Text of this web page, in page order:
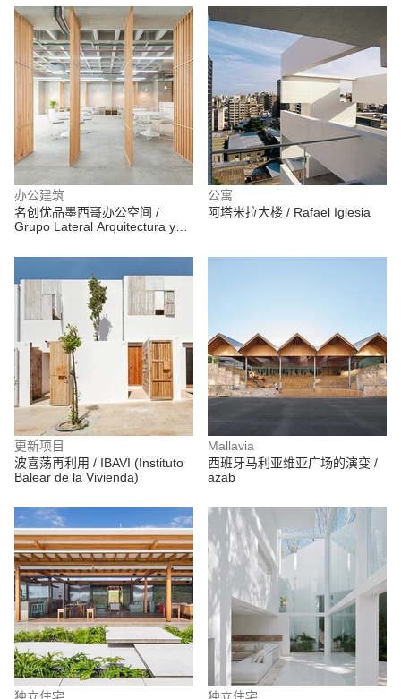
办公建筑
名创优品墨西哥办公空间 /
Grupo Lateral Arquitectura y
公寓
阿塔米拉大楼 / Rafael Iglesia
更新项目
波喜荡再利用 / IBAVI (Instituto
Balear de la Vivienda)
Mallavia
西班牙马利亚维亚广场的演变 /
azab